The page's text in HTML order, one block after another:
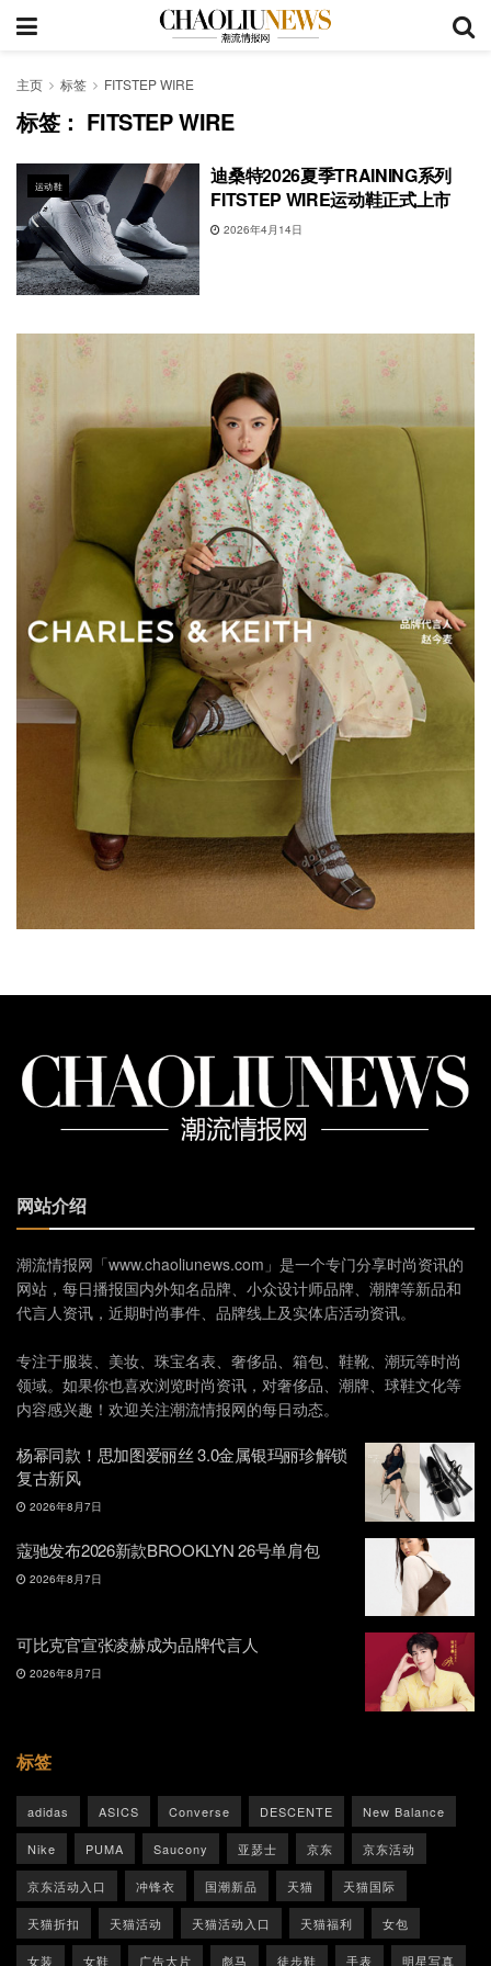
主页 标签 FITSTEP WIRE
标签： FITSTEP WIRE
运动鞋
迪桑特2026夏季TRAINING系列
FITSTEP WIRE运动鞋正式上市
2026年4月14日
网站介绍
潮流情报网「www.chaoliunews.com」是一个专门分享时尚资讯的
网站，每日播报国内外知名品牌、小众设计师品牌、潮牌等新品和
代言人资讯，近期时尚事件、品牌线上及实体店活动资讯。
专注于服装、美妆、珠宝名表、奢侈品、箱包、鞋靴、潮玩等时尚
领域。如果你也喜欢浏览时尚资讯，对奢侈品、潮牌、球鞋文化等
内容感兴趣！欢迎关注潮流情报网的每日动态。
杨幂同款！思加图爱丽丝 3.0金属银玛丽珍解锁
复古新风
2026年8月7日
蔻驰发布2026新款BROOKLYN 26号单肩包
2026年8月7日
可比克官宣张凌赫成为品牌代言人
2026年8月7日
标签
adidas ASICS Converse DESCENTE New Balance
Nike PUMA Saucony 亚瑟士 京东 京东活动
京东活动入口 冲锋衣 国潮新品 天猫 天猫国际
天猫折扣 天猫活动 天猫活动入口 天猫福利 女包
女装 女鞋 广告大片 彪马 徒步鞋 手表 明星写真